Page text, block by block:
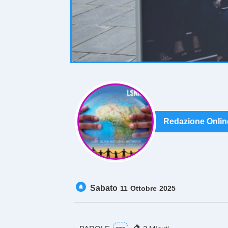
Redazione
Sabato 11 Ottobre 2025